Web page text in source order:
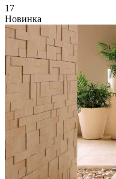
17
Новинка